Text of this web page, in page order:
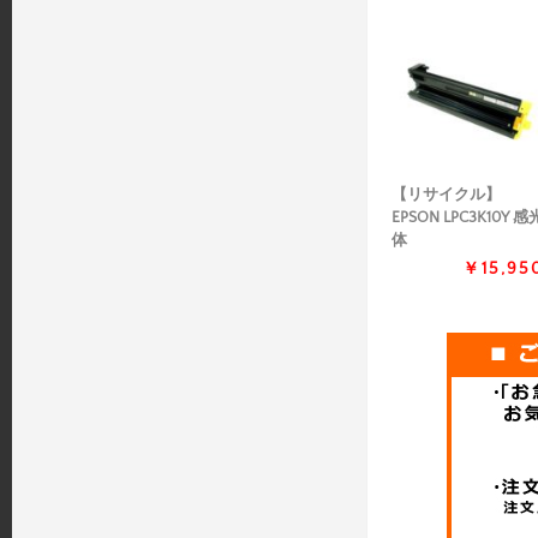
【リサイクル】
EPSON LPC3K10Y 感
体
￥